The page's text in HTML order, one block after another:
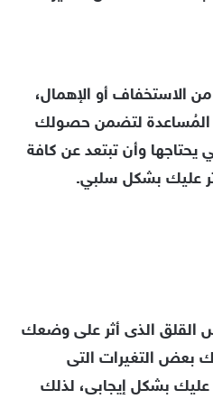
الاستخفاف أو الإهمال،
المُساعدة لتضمن حصولك
وأن تبتعد عن كافة
عليك بشكل سلبي.
القلق الذى أثر على وضعك
بعض التغيرات التى
بشكل إيجابى، لذلك